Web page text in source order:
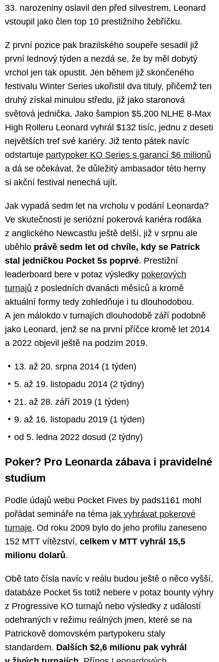
33. narozeniny oslavil den před silvestrem, Leonard
vstoupil jako člen top 10 prestižního žebříčku.
Z první pozice pak brazilského soupeře sesadil již
první lednový týden a nezdá se, že by měl dobytý
vrchol jen tak opustit. Jen během již skončeného
festivalu Winter Series ukořistil dva tituly, přičemž ten
druhý získal minulou středu, již jako staronová
světová jednička. Jako šampion $5.200 NLHE 8-Max
High Rolleru Leonard vyhrál $132 tisíc, jednu z deseti
největších tref své kariéry. Již tento pátek navíc
odstartuje partypoker KO Series s garancí $6 milionů
a dá se očekávat, že důležitý ambasador této herny
si akční festival nenechá ujít.
Jak vypadá sedm let na vrcholu v podání Leonarda?
Ve skutečnosti je seriózní pokerová kariéra rodáka
z anglického Newcastlu ještě delší, již v srpnu ale
uběhlo právě sedm let od chvíle, kdy se Patrick
stal jedničkou Pocket 5s poprvé. Prestižní
leaderboard bere v potaz výsledky pokerových
turnajů z posledních dvanácti měsíců a kromě
aktuální formy tedy zohledňuje i tu dlouhodobou.
A jen málokdo v turnajích dlouhodobě září podobně
jako Leonard, jenž se na první příčce kromě let 2014
a 2022 objevil ještě na podzim 2019.
13. až 20. srpna 2014 (1 týden)
5. až 19. listopadu 2014 (2 týdny)
21. až 28. září 2019 (1 týden)
9. až 16. listopadu 2019 (1 týden)
od 5. ledna 2022 dosud (2 týdny)
Poker? Pro Leonarda zábava i pravidelné
studium
Podle údajů webu Pocket Fives by pads1161 mohl
pořádat semináře na téma jak vyhrávat pokerové
turnaje. Od roku 2009 bylo do jeho profilu zaneseno
152 MTT vítězství, celkem v MTT vyhrál 15,5
milionu dolarů.
Obě tato čísla navíc v reálu budou ještě o něco vyšší,
databáze Pocket 5s totiž nebere v potaz bounty výhry
z Progressive KO turnajů nebo výsledky z událostí
odehraných v režimu reálných jmen, které se na
Patrickově domovském partypokeru staly
standardem. Dalších $2,6 milionu pak vyhrál